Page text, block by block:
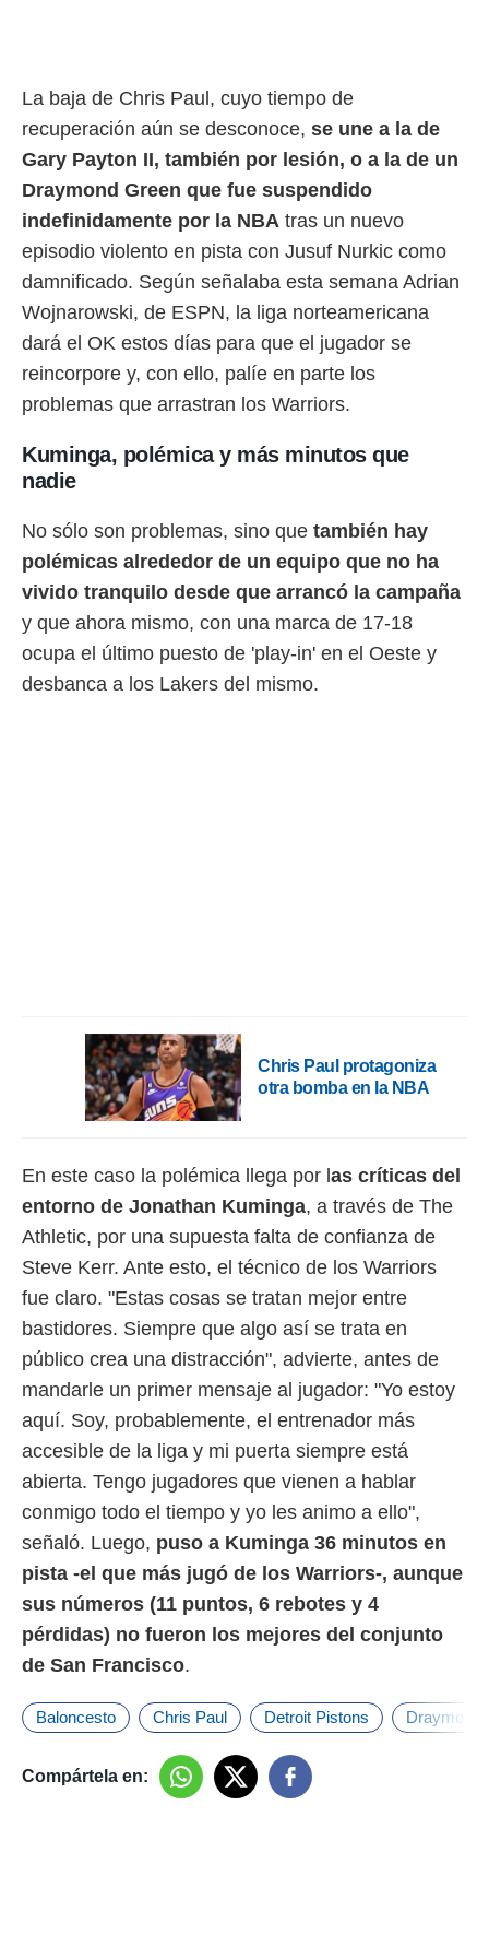
La baja de Chris Paul, cuyo tiempo de
recuperación aún se desconoce, se une a la de
Gary Payton II, también por lesión, o a la de un
Draymond Green que fue suspendido
indefinidamente por la NBA tras un nuevo
episodio violento en pista con Jusuf Nurkic como
damnificado. Según señalaba esta semana Adrian
Wojnarowski, de ESPN, la liga norteamericana
dará el OK estos días para que el jugador se
reincorpore y, con ello, palíe en parte los
problemas que arrastran los Warriors.
Kuminga, polémica y más minutos que
nadie
No sólo son problemas, sino que también hay
polémicas alrededor de un equipo que no ha
vivido tranquilo desde que arrancó la campaña
y que ahora mismo, con una marca de 17-18
ocupa el último puesto de 'play-in' en el Oeste y
desbanca a los Lakers del mismo.
Chris Paul protagoniza
otra bomba en la NBA
En este caso la polémica llega por l as críticas del
entorno de Jonathan Kuminga, a través de The
Athletic, por una supuesta falta de confianza de
Steve Kerr. Ante esto, el técnico de los Warriors
fue claro. "Estas cosas se tratan mejor entre
bastidores. Siempre que algo así se trata en
público crea una distracción", advierte, antes de
mandarle un primer mensaje al jugador: "Yo estoy
aquí. Soy, probablemente, el entrenador más
accesible de la liga y mi puerta siempre está
abierta. Tengo jugadores que vienen a hablar
conmigo todo el tiempo y yo les animo a ello",
señaló. Luego, puso a Kuminga 36 minutos en
pista -el que más jugó de los Warriors-, aunque
sus números (11 puntos, 6 rebotes y 4
pérdidas) no fueron los mejores del conjunto
de San Francisco.
Baloncesto Chris Paul Detroit Pistons Draymond
Compártela en: